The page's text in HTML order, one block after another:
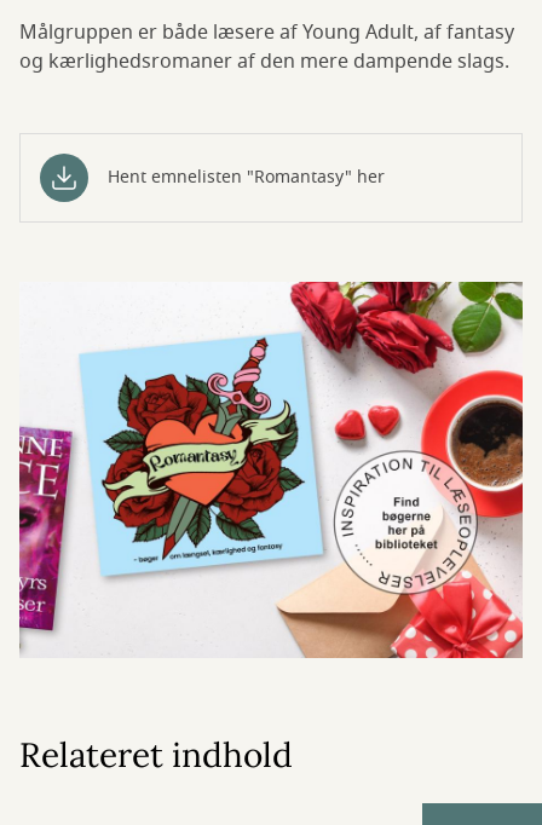
Målgruppen er både læsere af Young Adult, af fantasy
og kærlighedsromaner af den mere dampende slags.
Hent emnelisten "Romantasy" her
Relateret indhold